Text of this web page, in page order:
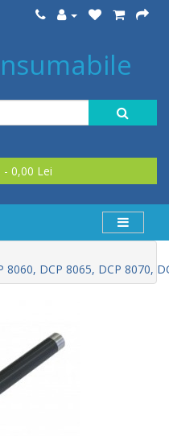
0 produs(e) - 0,00 Lei
DCP 8065, DCP 8070,